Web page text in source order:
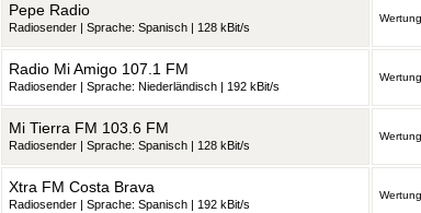
Pepe Radio
Radiosender | Sprache: Spanisch | 128 kBit/s
Radio Mi Amigo 107.1 FM
Radiosender | Sprache: Niederländisch | 192 kBit/s
Mi Tierra FM 103.6 FM
Radiosender | Sprache: Spanisch | 128 kBit/s
Xtra FM Costa Brava
Radiosender | Sprache: Spanisch | 192 kBit/s